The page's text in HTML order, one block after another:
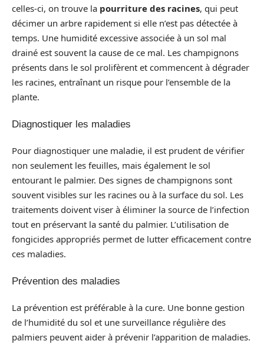
celles-ci, on trouve la pourriture des racines, qui peut
décimer un arbre rapidement si elle n’est pas détectée à
temps. Une humidité excessive associée à un sol mal
drainé est souvent la cause de ce mal. Les champignons
présents dans le sol prolifèrent et commencent à dégrader
les racines, entraînant un risque pour l’ensemble de la
plante.
Diagnostiquer les maladies
Pour diagnostiquer une maladie, il est prudent de vérifier
non seulement les feuilles, mais également le sol
entourant le palmier. Des signes de champignons sont
souvent visibles sur les racines ou à la surface du sol. Les
traitements doivent viser à éliminer la source de l’infection
tout en préservant la santé du palmier. L’utilisation de
fongicides appropriés permet de lutter efficacement contre
ces maladies.
Prévention des maladies
La prévention est préférable à la cure. Une bonne gestion
de l’humidité du sol et une surveillance régulière des
palmiers peuvent aider à prévenir l’apparition de maladies.